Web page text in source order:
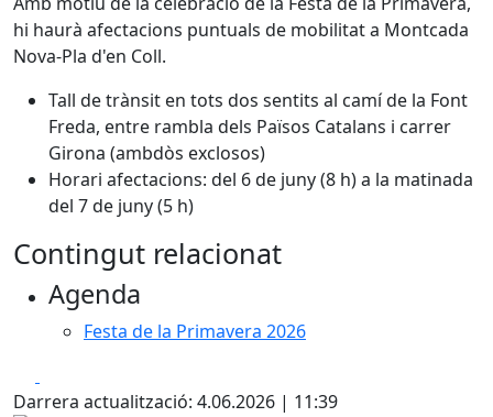
hi haurà afectacions puntuals de mobilitat a Montcada
Nova-Pla d'en Coll.
Tall de trànsit en tots dos sentits al camí de la Font
Freda, entre rambla dels Països Catalans i carrer
Girona (ambdòs exclosos)
Horari afectacions: del 6 de juny (8 h) a la matinada
del 7 de juny (5 h)
Contingut relacionat
Agenda
Festa de la Primavera 2026
Darrera actualització: 4.06.2026 | 11:39